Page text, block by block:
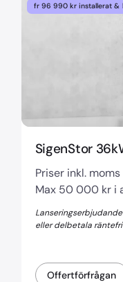
fr 96 990 kr installerat &
SigenStor
Priser inkl.
Max 50 000 kr i
eller delbetala
Offertförfrågan